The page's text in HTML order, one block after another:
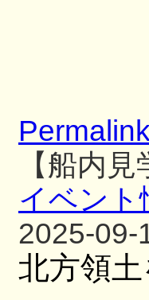
Permalink
【船内
イベント
2025-09-
北方領